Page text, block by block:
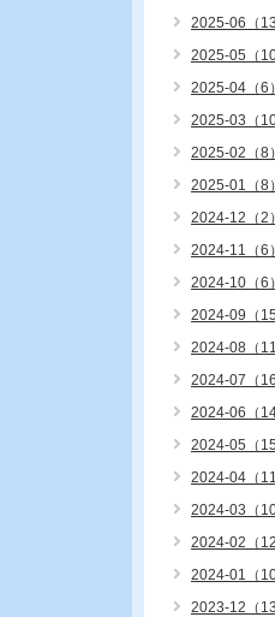
2025-06（13
2025-05（10
2025-04（6）
2025-03（10
2025-02（8）
2025-01（8）
2024-12（2）
2024-11（6）
2024-10（6）
2024-09（15
2024-08（11
2024-07（16
2024-06（14
2024-05（15
2024-04（11
2024-03（10
2024-02（12
2024-01（10
2023-12（13